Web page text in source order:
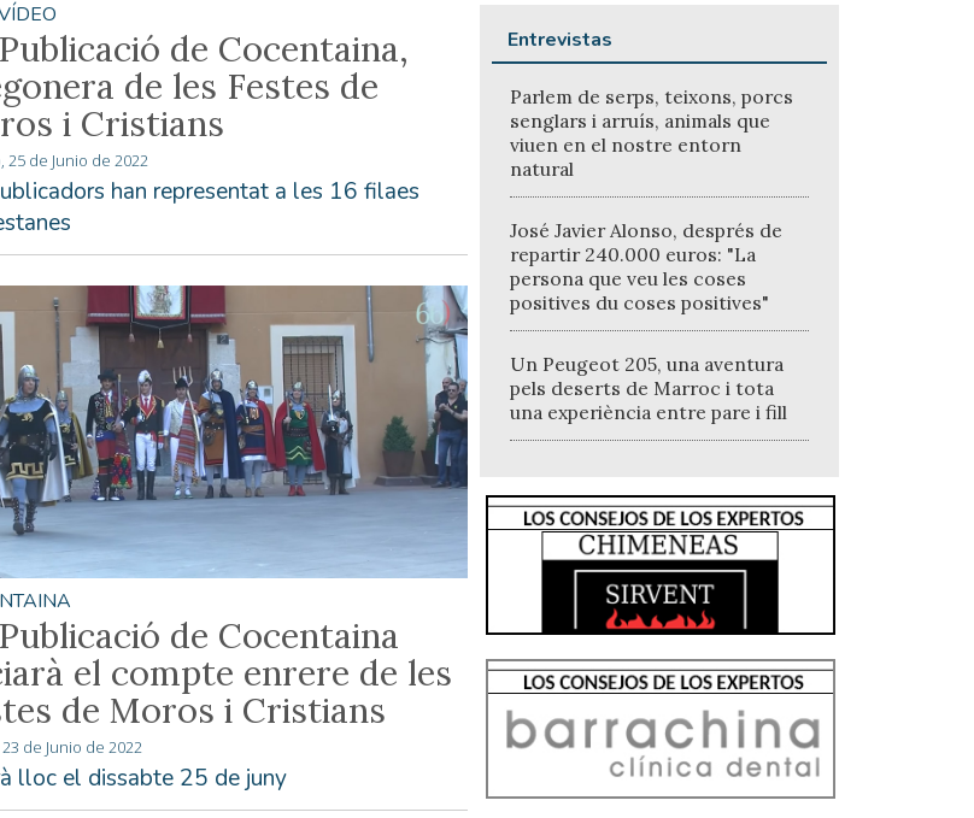
de Cocentaina,
de les Festes de
i Cristians
25 de Junio de 2022
han representat a les 16 filaes
de Cocentaina
el compte enrere de les
de Moros i Cristians
23 de Junio de 2022
lloc el dissabte 25 de juny
Entrevistas
Parlem de serps, teixons, porcs
senglars i arruís, animals que
viuen en el nostre entorn
natural
José Javier Alonso, després de
repartir 240.000 euros: "La
persona que veu les coses
positives du coses positives"
Un Peugeot 205, una aventura
pels deserts de Marroc i tota
una experiència entre pare i fill